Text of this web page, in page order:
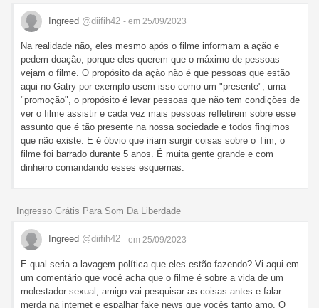
Ingreed @diifih42 - em 25/09/2023
Na realidade não, eles mesmo após o filme informam a ação e
pedem doação, porque eles querem que o máximo de pessoas
vejam o filme. O propósito da ação não é que pessoas que estão
aqui no Gatry por exemplo usem isso como um "presente", uma
"promoção", o propósito é levar pessoas que não tem condições de
ver o filme assistir e cada vez mais pessoas refletirem sobre esse
assunto que é tão presente na nossa sociedade e todos fingimos
que não existe. E é óbvio que iriam surgir coisas sobre o Tim, o
filme foi barrado durante 5 anos. É muita gente grande e com
dinheiro comandando esses esquemas.
Ingresso Grátis Para Som Da Liberdade
Ingreed @diifih42 - em 25/09/2023
E qual seria a lavagem política que eles estão fazendo? Vi aqui em
um comentário que você acha que o filme é sobre a vida de um
molestador sexual, amigo vai pesquisar as coisas antes e falar
merda na internet e espalhar fake news que vocês tanto amo. O